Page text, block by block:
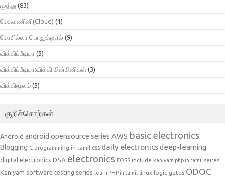
முத்து (83)
மேககணினி(Cloud) (1)
மோசில்லா பொதுக்குரல் (9)
விக்கிப்பீடியா (5)
விக்கிப்பீடியா:விக்கி மின்மினிகள் (3)
விக்கிமூலம் (5)
குறிச்சொற்கள்
Android android opensource series AWS basic electronics
Blogging C programming in tamil css daily electronicsdeep-learning
digital electronics DSA electronics FOSS include kaniyam php in tamil seires
Kaniyam software testing series learn PHP in tamil linux logic gates ODOC